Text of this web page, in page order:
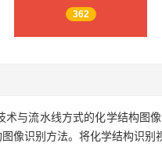
362
术与流水线方式的化学结构图
像识别方法。将化学结构识